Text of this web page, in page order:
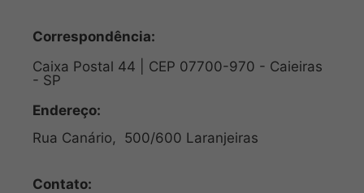
Correspondência:
Caixa Postal 44 | CEP 07700-970 - Caieiras
- SP
Endereço:
Rua Canário, 500/600 Laranjeiras
Contato: